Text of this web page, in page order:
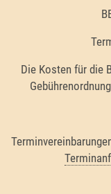
Die Kosten für die